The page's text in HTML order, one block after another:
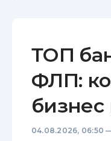
ТОП
ФЛП:
04.08.2026, 06:50